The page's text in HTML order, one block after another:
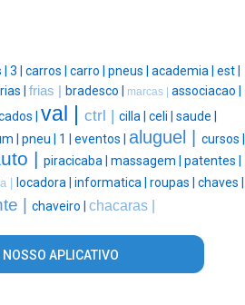
3 | carros | carro | pneus | academia | est |
| frias | bradesco | marcas | associacao |
| val | ctrl | cilla | celi | saude |
| pneu | 1 | eventos | aluguel |
cursos |
| piracicaba | massagem | patentes |
| locadora | informatica | roupas | chaves |
| chaveiro | chacaras |
NOSSO APLICATIVO